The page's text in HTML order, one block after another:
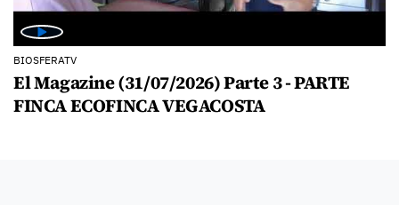
BIOSFERATV
El Magazine (31/07/2026) Parte 3 - PARTE
FINCA ECOFINCA VEGACOSTA